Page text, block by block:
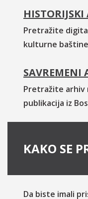
Pretražite
kulturne
SAVREMENI
Pretražite arhiv
publikacija iz
KAKO SE
Da biste imali